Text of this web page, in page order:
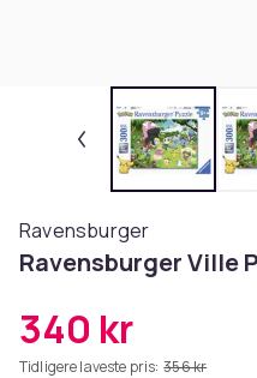
Ravensburger
Ravensburger Ville
340 kr
Tidligere laveste pris: 356 kr